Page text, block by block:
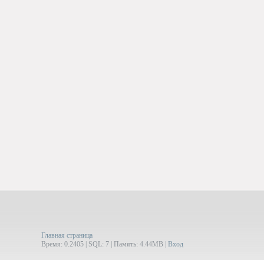
Главная страница
Время: 0.2405 | SQL: 7 | Память: 4.44MB Вход